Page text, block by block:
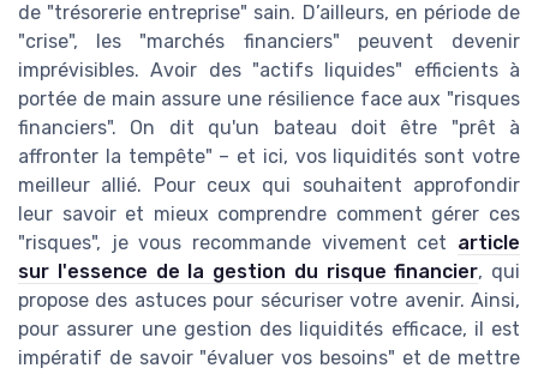
de "trésorerie entreprise" sain. D’ailleurs, en période de
"crise", les "marchés financiers" peuvent devenir
imprévisibles. Avoir des "actifs liquides" efficients à
portée de main assure une résilience face aux "risques
financiers". On dit qu'un bateau doit être "prêt à
affronter la tempête" – et ici, vos liquidités sont votre
meilleur allié. Pour ceux qui souhaitent approfondir
leur savoir et mieux comprendre comment gérer ces
"risques", je vous recommande vivement cet article
sur l'essence de la gestion du risque financier, qui
propose des astuces pour sécuriser votre avenir. Ainsi,
pour assurer une gestion des liquidités efficace, il est
impératif de savoir "évaluer vos besoins" et de mettre